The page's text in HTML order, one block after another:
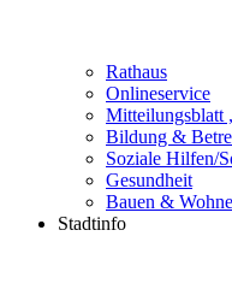
Rathaus
Onlineservice
Mitteilungsblatt
Bildung &
Soziale Hilfen/
Gesundheit
Bauen &
Stadtinfo